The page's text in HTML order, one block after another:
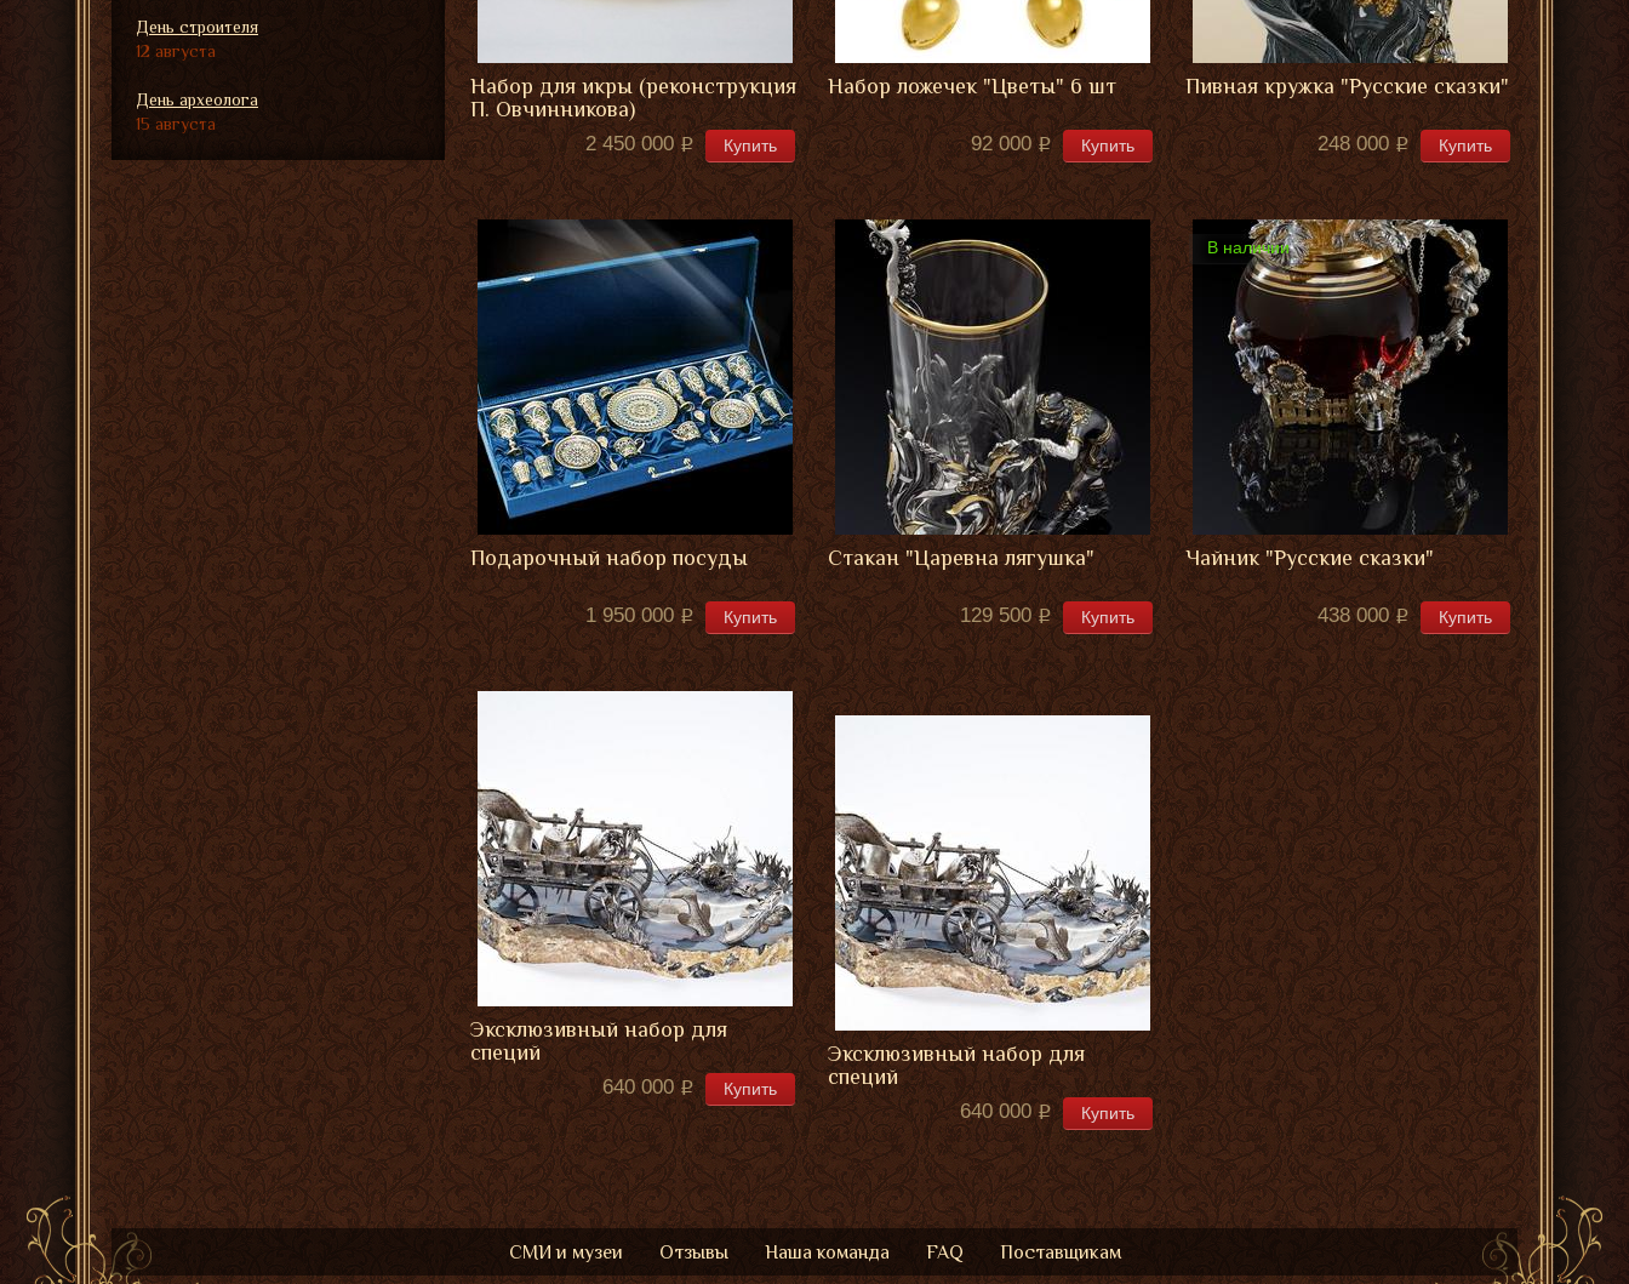
Набор для икры (реконструкция
П. Овчинникова)
2 450 000 Купить
Набор ложечек "Цветы" 6 шт
92 000 Купить
Пивная кружка "Русские сказки"
248 000 Купить
Подарочный набор посуды
1 950 000 Купить
Стакан "Царевна лягушка"
129 500 Купить
В наличии
Чайник "Русские сказки"
438 000 Купить
Эксклюзивный набор для
специй
640 000 Купить
Эксклюзивный набор для
специй
640 000 Купить
День строителя
12 августа
День археолога
15 августа
СМИ и музеи Отзывы Наша команда FAQ Поставщикам